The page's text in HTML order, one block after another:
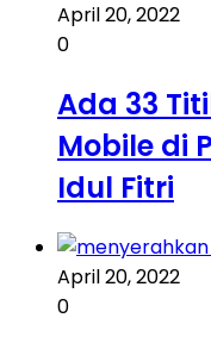
April 20, 2022
0
Ada 33
Mobile di
Idul Fitri
April 20, 2022
0